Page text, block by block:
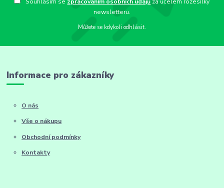
newsletteru.
Můžete se kdykoli odhlásit.
Informace pro zákazníky
O nás
Vše o nákupu
Obchodní podmínky
Kontakty